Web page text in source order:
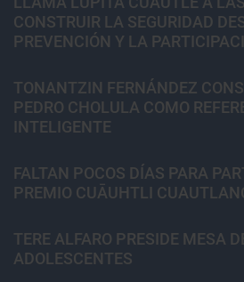
CONSTRUIR LA SEGURIDAD
PREVENCIÓN Y LA
TONANTZIN FERNÁNDEZ
PEDRO CHOLULA COMO
INTELIGENTE
FALTAN POCOS DÍAS PARA
PREMIO CUĀUHTLI
TERE ALFARO PRESIDE MESA
ADOLESCENTES